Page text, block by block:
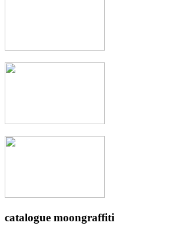
catalogue moongraffiti